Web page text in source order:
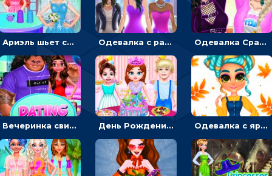
Ариэль шьет свадебные платья для принцесс в салоне - одевалка Одевалка с разными стилями: переодевать, красить и выигрывать конкурс красоты Одевалка Сражение для девочек-принцесс: софт против гранжа
Вечеринка свиданий: одевалка для влюбленных День Рождения Тейлор: печь торт для девочки или наряжать именинницу Одевалка с яркими осенними нарядами: собирать образ для прогулки